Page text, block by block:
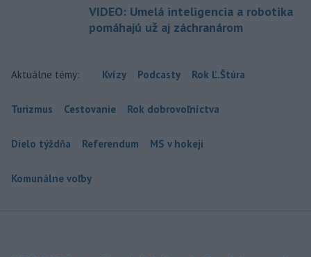
VIDEO: Umelá inteligencia a robotika
pomáhajú už aj záchranárom
Aktuálne témy: Kvízy Podcasty Rok Ľ.Štúra
Turizmus Cestovanie Rok dobrovoľníctva
Dielo týždňa Referendum MS v hokeji
Komunálne voľby